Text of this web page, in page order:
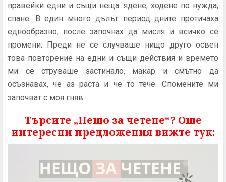
правейки едни и същи неща: ядене, ходене по нужда,
спане. В един много дълъг период дните протичаха
еднообразно, после започнах да мисля и всичко се
промени. Преди не се случваше нищо друго освен
това повторение на едни и същи действия и времето
ми се струваше застинало, макар и смътно да
осъзнавах, че аз раста и че то тече. Спомените ми
започват с моя гняв.
Търсите „Нещо за четене“? Още
интересни предложения вижте тук: